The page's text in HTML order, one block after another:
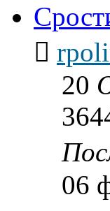
20
06